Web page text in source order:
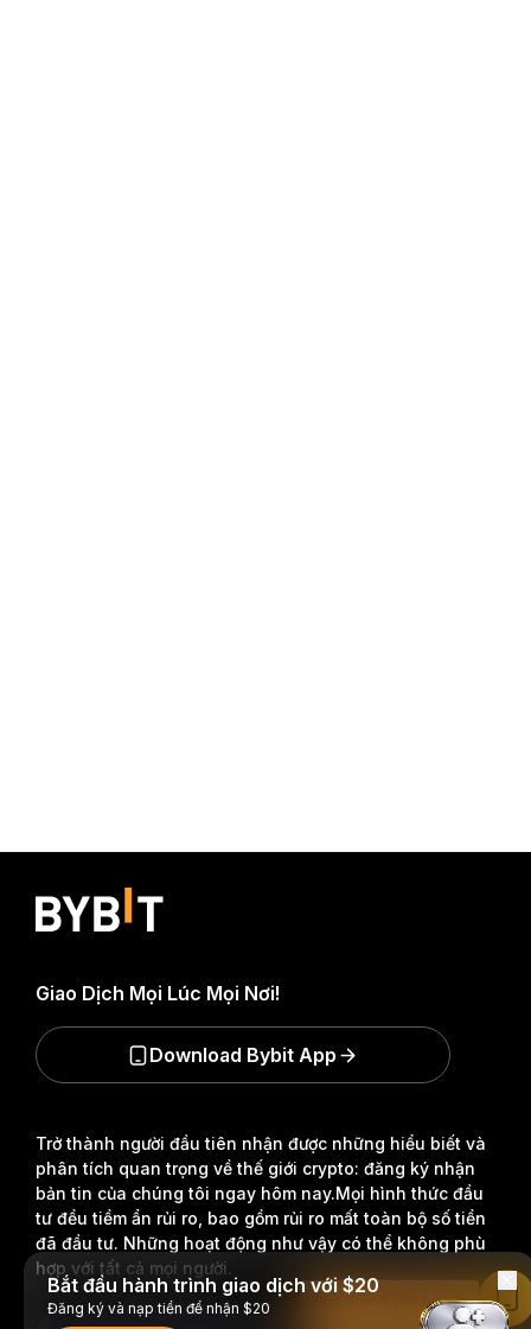
Trở thành người đầu tiên nhận được những hiểu biết và
phân tích quan trọng về thế giới crypto: đăng ký nhận
bản tin của chúng tôi ngay hôm nay.Mọi hình thức đầu
tư đều tiềm ẩn rủi ro, bao gồm rủi ro mất toàn bộ số tiền
đã đầu tư. Những hoạt động như vậy có thể không phù
hợp với tất cả mọi người.
Giao Dịch Mọi Lúc Mọi Nơi!
Download Bybit App
Bắt đầu hành trình giao dịch với $20
Đăng ký và nạp tiền để nhận $20 Đọc Trên Bybit App